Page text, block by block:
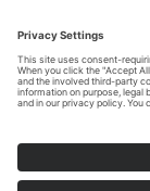
WasserEisenland e. V.